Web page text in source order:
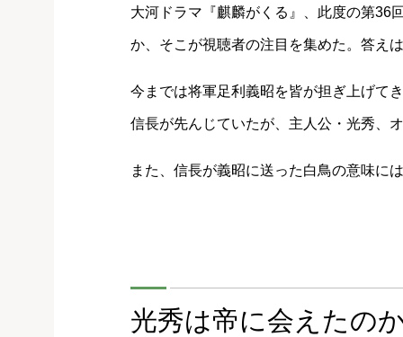
大河ドラマ『麒麟がくる』、此度の第36
か、そこが視聴者の注目を集めた。答え
今までは将軍足利義昭を皆が担ぎ上げて
信長が先んじていたが、主人公・光秀、
また、信長が義昭に送った白鳥の意味に
光秀は帝に会えたの